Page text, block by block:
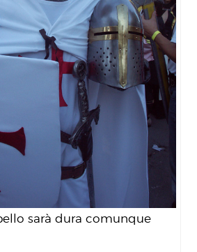
sarà dura comunque